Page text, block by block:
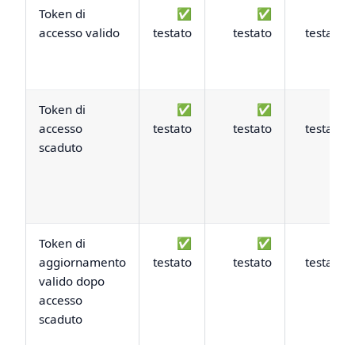
Token di
accesso valido
✅
testato
✅
testato
testato
Token di
accesso
scaduto
✅
testato
✅
testato
testato
Token di
aggiornamento
valido dopo
accesso
scaduto
✅
testato
✅
testato
testato